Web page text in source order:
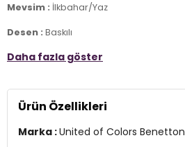
Mevsim : İlkbahar/Yaz
Desen : Baskılı
Materyal :% 100 Pamuk
Kol Bilgisi :Kısa Kol
Kalıp Bilgisi :Regular Fit
Daha fazla göster
Ürün Özellikleri
Marka :United of Colors Benetton